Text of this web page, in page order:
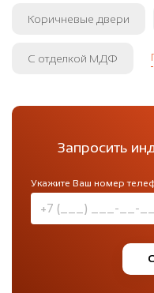
Коричневые двери
С отделкой МДФ
Запросить
Укажите Ваш номер